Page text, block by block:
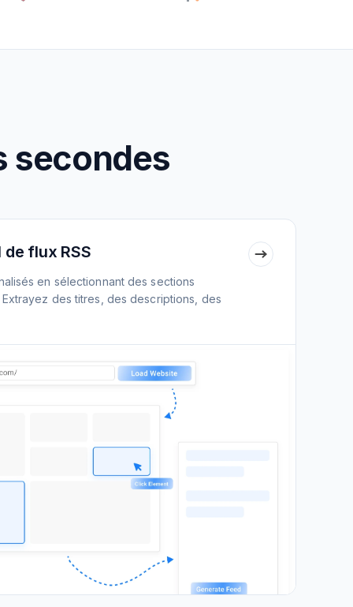
secondes
flux RSS
en sélectionnant des sections
des titres, des descriptions, des